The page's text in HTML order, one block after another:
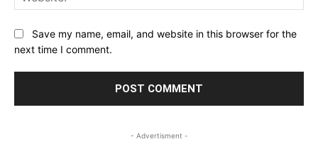
Save my name, email, and website in this browser for the
next time I comment.
- Advertisment -